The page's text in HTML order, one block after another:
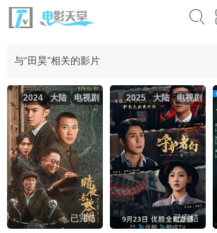
与“田昊”相关的影片
电视剧
大陆
2024
已完结
电视剧
大陆
2025
已完结